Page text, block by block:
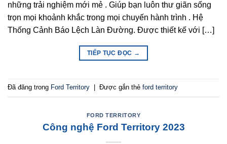
những trải nghiệm mới mẻ . Giúp bạn luôn thư giãn sống
trọn mọi khoảnh khắc trong mọi chuyến hành trình . Hệ
Thống Cảnh Báo Lệch Làn Đường. Được thiết kế với […]
TIẾP TỤC ĐỌC →
Đã đăng trong Ford Territory Được gắn thẻ ford territory
FORD TERRITORY
Công nghệ Ford Territory 2023